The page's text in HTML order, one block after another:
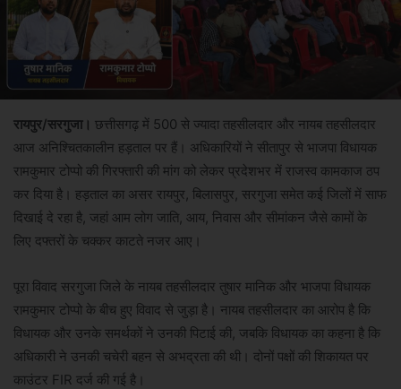
रायपुर/सरगुजा। छत्तीसगढ़ में 500 से ज्यादा तहसीलदार और नायब तहसीलदार
आज अनिश्चितकालीन हड़ताल पर हैं। अधिकारियों ने सीतापुर से भाजपा विधायक
रामकुमार टोप्पो की गिरफ्तारी की मांग को लेकर प्रदेशभर में राजस्व कामकाज ठप
कर दिया है। हड़ताल का असर रायपुर, बिलासपुर, सरगुजा समेत कई जिलों में साफ
दिखाई दे रहा है, जहां आम लोग जाति, आय, निवास और सीमांकन जैसे कामों के
लिए दफ्तरों के चक्कर काटते नजर आए।
पूरा विवाद सरगुजा जिले के नायब तहसीलदार तुषार मानिक और भाजपा विधायक
रामकुमार टोप्पो के बीच हुए विवाद से जुड़ा है। नायब तहसीलदार का आरोप है कि
विधायक और उनके समर्थकों ने उनकी पिटाई की, जबकि विधायक का कहना है कि
अधिकारी ने उनकी चचेरी बहन से अभद्रता की थी। दोनों पक्षों की शिकायत पर
काउंटर FIR दर्ज की गई है।